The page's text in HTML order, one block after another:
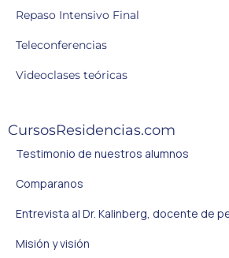
Repaso Intensivo Final
Teleconferencias
Videoclases teóricas
CursosResidencias.com
Testimonio de nuestros alumnos
Comparanos
Entrevista al Dr. Kalinberg, docente de
Misión y visión